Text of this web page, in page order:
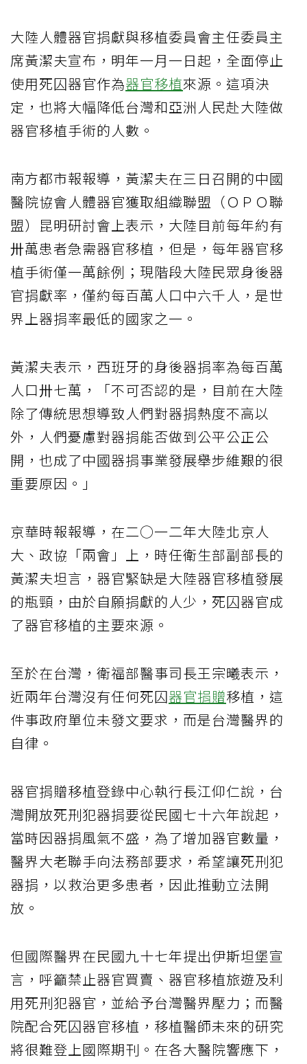
大陸人體器官捐獻與移植委員會主任委員主
席黃潔夫宣布，明年一月一日起，全面停止
使用死囚器官作為器官移植來源。這項決
定，也將大幅降低台灣和亞洲人民赴大陸做
器官移植手術的人數。
南方都市報報導，黃潔夫在三日召開的中國
醫院協會人體器官獲取組織聯盟（ＯＰＯ聯
盟）昆明研討會上表示，大陸目前每年約有
〺萬患者急需器官移植，但是，每年器官移
植手術僅一萬餘例；現階段大陸民眾身後器
官捐獻率，僅約每百萬人口中六千人，是世
界上器捐率最低的國家之一。
黃潔夫表示，西班牙的身後器捐率為每百萬
人口〺七萬，「不可否認的是，目前在大陸
除了傳統思想導致人們對器捐熱度不高以
外，人們憂慮對器捐能否做到公平公正公
開，也成了中國器捐事業發展舉步維艱的很
重要原因。」
京華時報報導，在二○一二年大陸北京人
大、政協「兩會」上，時任衛生部副部長的
黃潔夫坦言，器官緊缺是大陸器官移植發展
的瓶頸，由於自願捐獻的人少，死囚器官成
了器官移植的主要來源。
至於在台灣，衛福部醫事司長王宗曦表示，
近兩年台灣沒有任何死囚器官捐贈移植，這
件事政府單位未發文要求，而是台灣醫界的
自律。
器官捐贈移植登錄中心執行長江仰仁說，台
灣開放死刑犯器捐要從民國七十六年說起，
當時因器捐風氣不盛，為了增加器官數量，
醫界大老聯手向法務部要求，希望讓死刑犯
器捐，以救治更多患者，因此推動立法開
放。
但國際醫界在民國九十七年提出伊斯坦堡宣
言，呼籲禁止器官買賣、器官移植旅遊及利
用死刑犯器官，並給予台灣醫界壓力；而醫
院配合死囚器官移植，移植醫師未來的研究
將很難登上國際期刊。在各大醫院響應下，